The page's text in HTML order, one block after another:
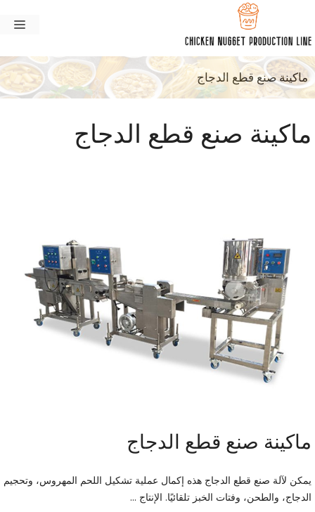
المحتوى
ماكينة صنع قطع الدجاج
ماكينة صنع قطع الدجاج
ماكينة صنع قطع الدجاج
يمكن لآلة صنع قطع الدجاج هذه إكمال عملية تشكيل اللحم المهروس، وتحجيم
الدجاج، والطحن، وفتات الخبز تلقائيًا. الإنتاج ...